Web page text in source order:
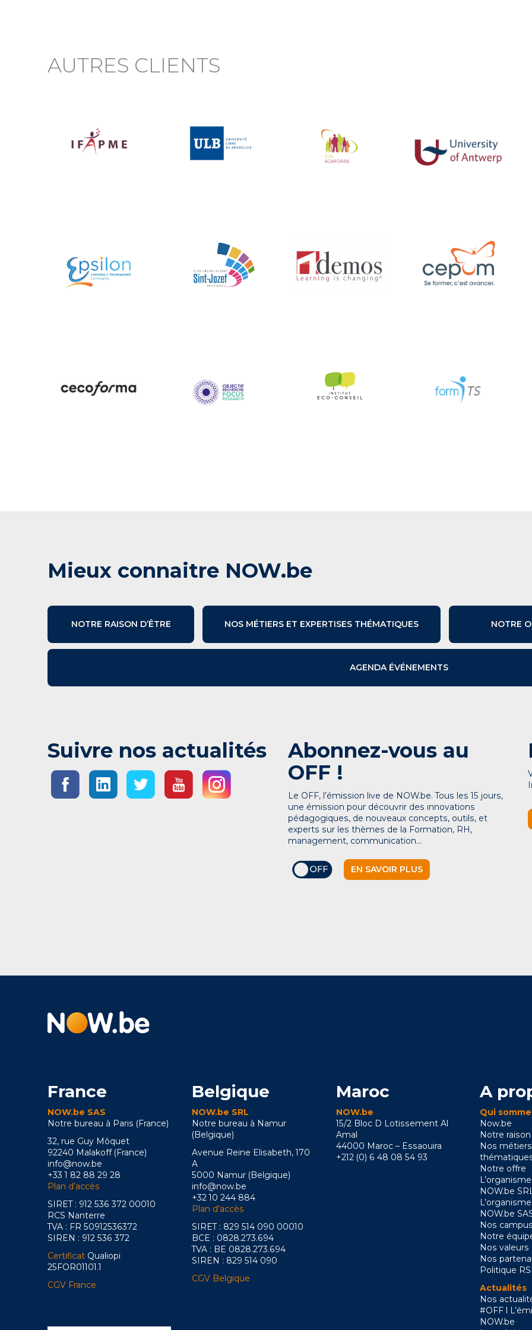
AUTRES CLIENTS
Mieux connaitre NOW.be
NOTRE RAISON D’ÊTRE NOS MÉTIERS ET EXPERTISES THÉMATIQUES NOTRE
AGENDA ÉVÉNEMENTS
Suivre nos actualités
Abonnez-vous au
OFF !
Le OFF, l’émission live de NOW.be. Tous les 15 jours,
une émission pour découvrir des innovations
pédagogiques, de nouveaux concepts, outils, et
experts sur les thèmes de la Formation, RH,
management, communication…
EN SAVOIR PLUS
France
NOW.be SAS
Notre bureau à Paris (France)
32, rue Guy Môquet
92240 Malakoff (France)
info@now.be
+33 1 82 88 29 28
Plan d’accès
SIRET : 912 536 372 00010
RCS Nanterre
TVA : FR 50912536372
SIREN : 912 536 372
Certificat Qualiopi
25FOR01101.1
CGV France
Belgique
NOW.be SRL
Notre bureau à Namur
(Belgique)
Avenue Reine Elisabeth, 170
A
5000 Namur (Belgique)
info@now.be
+32 10 244 884
Plan d’accès
SIRET : 829 514 090 00010
BCE : 0828.273.694
TVA : BE 0828.273.694
SIREN : 829 514 090
CGV Belgique
Maroc
NOW.be
15/2 Bloc D Lotissement Al
Amal
44000 Maroc – Essaouira
+212 (0) 6 48 08 54 93
A
Qui
Now.be
Notre raison
Nos
Notre offre
NOW.be
NOW.be
Nos
Notre
Nos valeurs
Nos
Politique
Actualités
Nos
#OFF l
NOW.be